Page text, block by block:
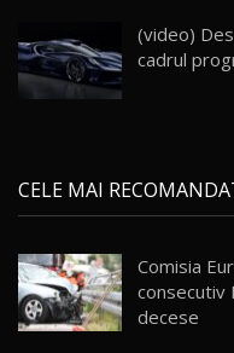
23:36
20
21
16:59
22
Noua
26:59
(video)
cadrul
CELE MAI
Comisia
consecutiv
decese